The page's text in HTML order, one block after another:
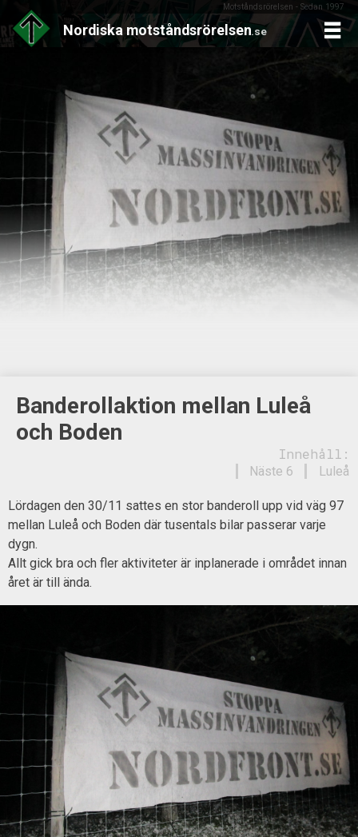
Motståndsrörelsen - Sedan 1997
Nordiska motståndsrörelsen.se
Banderollaktion mellan Luleå
och Boden
Innehåll:
Luleå
Näste 6
Lördagen den 30/11 sattes en stor banderoll upp vid väg 97
mellan Luleå och Boden där tusentals bilar passerar varje
dygn.
Allt gick bra och fler aktiviteter är inplanerade i området innan
året är till ända.